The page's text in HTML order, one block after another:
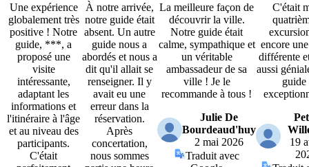
Une expérience
globalement très
positive ! Notre
guide, ***, a
proposé une
visite
intéressante,
adaptant les
informations et
l'itinéraire à l'âge
et au niveau des
participants.
C'était
À notre arrivée,
notre guide était
absent. Un autre
guide nous a
abordés et nous a
dit qu'il allait se
renseigner. Il y
avait eu une
erreur dans la
réservation.
Après
concertation,
nous sommes
La meilleure façon de
découvrir la ville.
Notre guide était
calme, sympathique et
un véritable
ambassadeur de sa
ville ! Je le
recommande à tous !
Julie De
Bourdeaud'huy
2 mai 2026
Traduit avec
C'était
encore
différente
aussi
guide
19